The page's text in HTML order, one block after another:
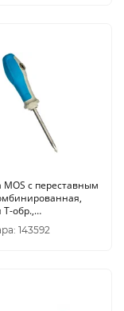
MOS с переставным
обр.,
ручка, 6х120
143592